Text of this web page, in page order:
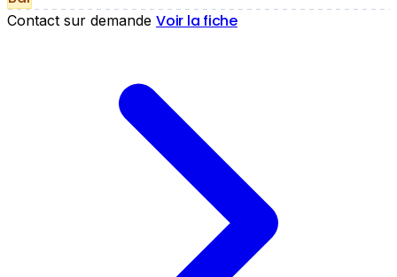
Contact sur demande Voir la fiche